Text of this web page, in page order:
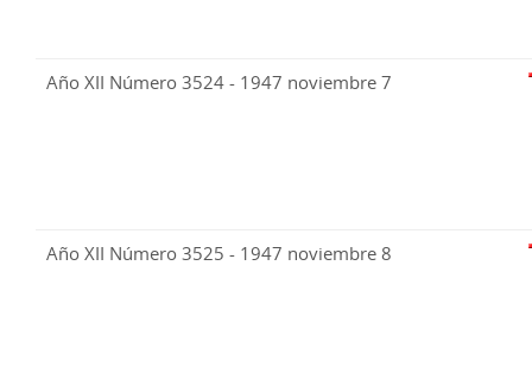
Año XII Número 3524 - 1947 noviembre 7
Año XII Número 3525 - 1947 noviembre 8